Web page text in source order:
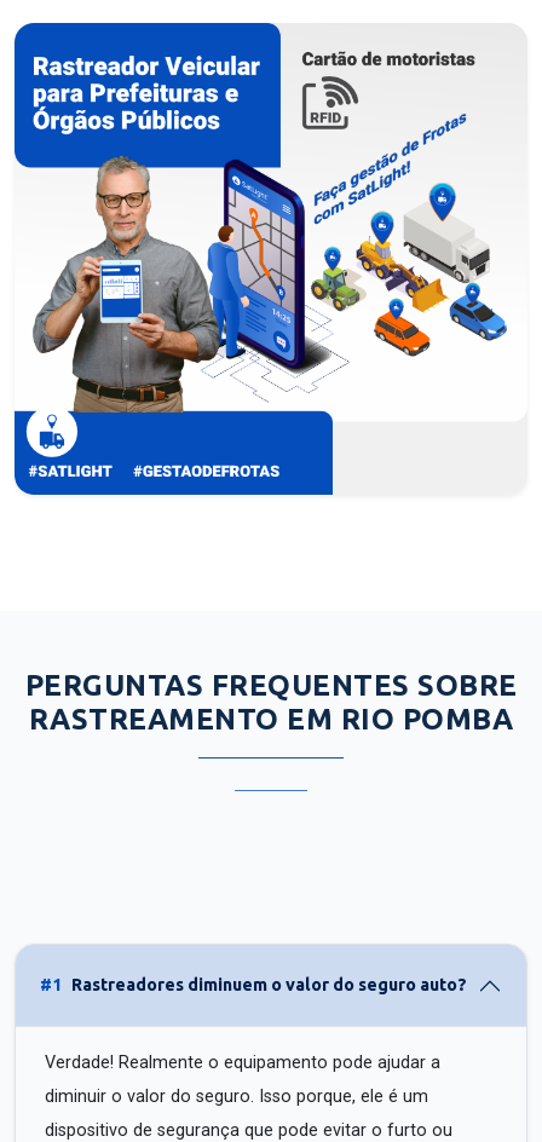
PERGUNTAS FREQUENTES SOBRE
RASTREAMENTO EM RIO POMBA
#1 Rastreadores diminuem o valor do seguro auto?
Verdade! Realmente o equipamento pode ajudar a
diminuir o valor do seguro. Isso porque, ele é um
dispositivo de segurança que pode evitar o furto ou